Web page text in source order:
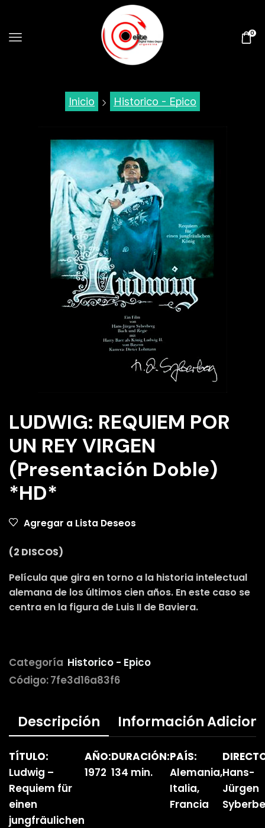
0
Inicio Historico - Epico
LUDWIG: REQUIEM POR
UN REY VIRGEN
(Presentación Doble)
*HD*
Agregar a Lista Deseos
(2 DISCOS)
Película que gira en torno a la historia intelectual
alemana de los últimos cien años. En este caso se
centra en la figura de Luis II de Baviera.
Categoría Historico - Epico
Código:7fe3d16a83f6
Descripción Información
TÍTULO:
Ludwig –
Requiem für
einen
jungfräulichen
AÑO:
1972
DURACIÓN:
134 min.
PAÍS:
Alemania,
Italia,
Francia
Hans-
Jürgen